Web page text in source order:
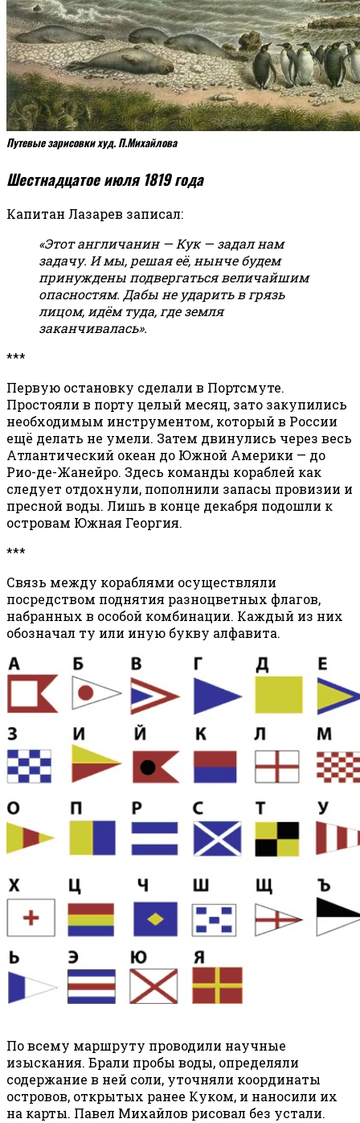
Путевые зарисовки худ. П.Михайлова
Шестнадцатое июля 1819 года
Капитан Лазарев записал:
«Этот англичанин — Кук — задал нам
задачу. И мы, решая её, нынче будем
принуждены подвергаться величайшим
опасностям. Дабы не ударить в грязь
лицом, идём туда, где земля
заканчивалась».
***
Первую остановку сделали в Портсмуте.
Простояли в порту целый месяц, зато закупились
необходимым инструментом, который в России
ещё делать не умели. Затем двинулись через весь
Атлантический океан до Южной Америки — до
Рио-де-Жанейро. Здесь команды кораблей как
следует отдохнули, пополнили запасы провизии и
пресной воды. Лишь в конце декабря подошли к
островам Южная Георгия.
***
Связь между кораблями осуществляли
посредством поднятия разноцветных флагов,
набранных в особой комбинации. Каждый из них
обозначал ту или иную букву алфавита.
По всему маршруту проводили научные
изыскания. Брали пробы воды, определяли
содержание в ней соли, уточняли координаты
островов, открытых ранее Куком, и наносили их
на карты. Павел Михайлов рисовал без устали.